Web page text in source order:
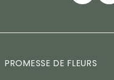
PROMESSE DE FLEURS